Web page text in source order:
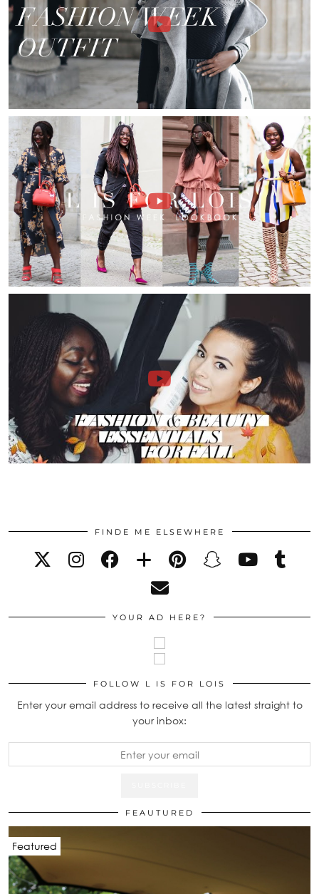
FINDE ME ELSEWHERE
YOUR AD HERE?
FOLLOW L IS FOR LOIS
Enter your email address to receive all the latest straight to
your inbox:
FEAUTURED
Featured